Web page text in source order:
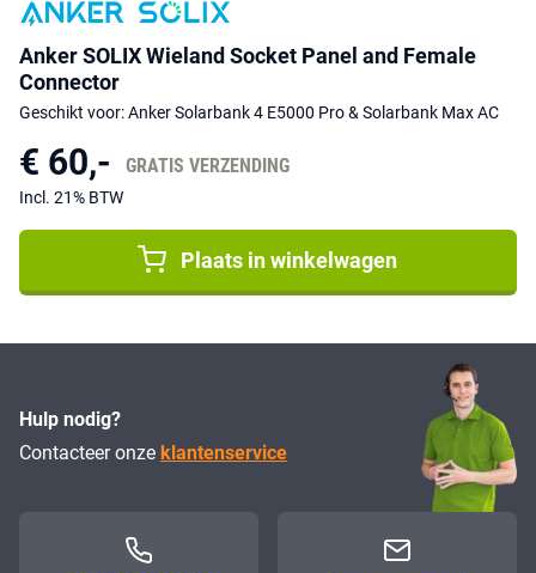
Anker SOLIX Wieland Socket Panel and Female
Connector
Geschikt voor: Anker Solarbank 4 E5000 Pro & Solarbank Max AC
€ 60,- GRATIS VERZENDING
Incl. 21% BTW
Plaats in winkelwagen
Hulp nodig?
Contacteer onze klantenservice